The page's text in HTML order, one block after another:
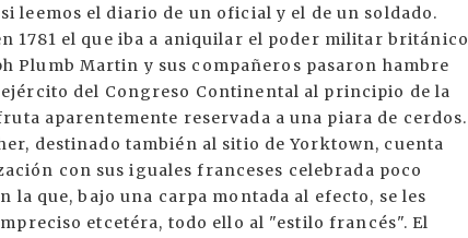
leemos el diario de un oficial y el de un soldado.
1781 el que iba a aniquilar el poder militar británico
Plumb Martin y sus compañeros pasaron hambre
del Congreso Continental al principio de la
aparentemente reservada a una piara de cerdos.
destinado también al sitio de Yorktown, cuenta
con sus iguales franceses celebrada poco
la que, bajo una carpa montada al efecto, se les
etcetéra, todo ello al "estilo francés". El